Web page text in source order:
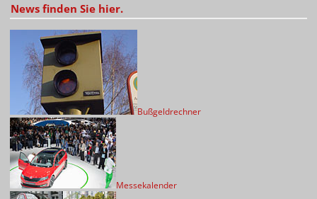
News finden Sie hier.
Bußgeldrechner
Messekalender